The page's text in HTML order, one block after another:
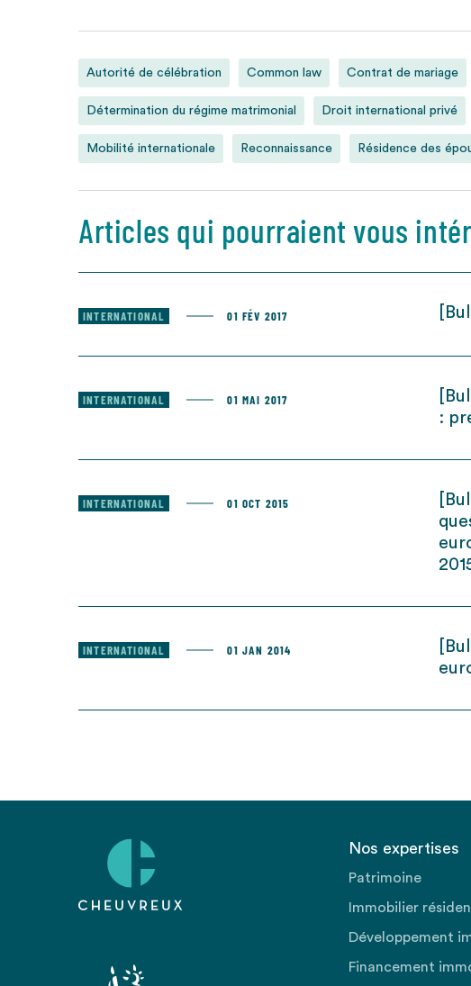
Autorité de célébration Common law Contrat de mariage
Détermination du régime matrimonial Droit international privé
Mobilité internationale Reconnaissance Résidence des
Articles qui pourraient vous
INTERNATIONAL 01 FÉV 2017
INTERNATIONAL 01 MAI 2017
:
INTERNATIONAL 01 OCT 2015
INTERNATIONAL 01 JAN 2014
Nos expertises
Patrimoine
Immobilier
Développement
Financement